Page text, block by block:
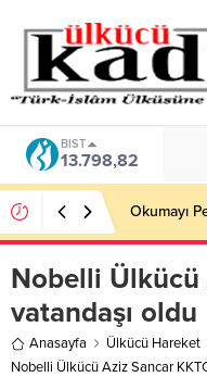
BIST
13.798,82
Okumayı
Nobelli Ülkücü
vatandaşı oldu
Anasayfa
Ülkücü Hareket
Nobelli Ülkücü Aziz Sancar